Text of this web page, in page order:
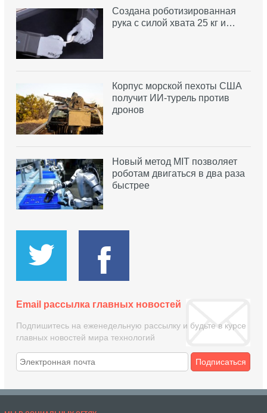
Создана роботизированная
рука с силой хвата 25 кг и…
Корпус морской пехоты США
получит ИИ-турель против
дронов
Новый метод MIT позволяет
роботам двигаться в два раза
быстрее
Email рассылка главных новостей
Подпишитесь на еженедельную рассылку и будьте в курсе
главных новостей мира технологий
Подписаться